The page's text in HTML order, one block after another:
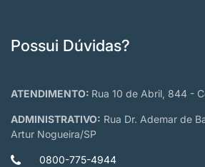
Possui Dúvidas?
ATENDIMENTO: Rua 10 de Abril, 844 -
ADMINISTRATIVO: Rua Dr. Ademar de
Artur Nogueira/SP
0800-775-4944